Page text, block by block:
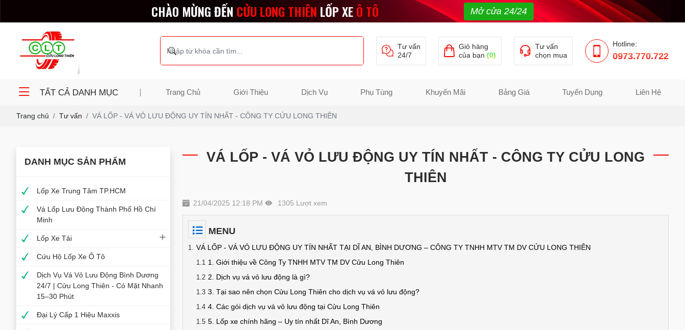
CHÀO MỪNG ĐẾN CỬU LONG THIÊN LỐP XEÔ TÔ Mở cửa 24/24
Tư vấn
24/7
Giỏ hàng
của bạn (0)
Tư vấn
chọn mua
Hotline:
0973.770.722
TẤT CẢ DANH MỤC Trang Chủ Giới Thiệu Dịch Vụ Phụ Tùng Khuyến Mãi Bảng Giá Tuyển Dụng Liên Hệ
Trang chủ Tư vấn VÁ LỐP - VÁ VỎ LƯU ĐỘNG UY TÍN NHẤT - CÔNG TY CỬU LONG THIÊN
DANH MỤC SẢN PHẨM
Lốp Xe Trung Tâm TP.HCM
Vá Lốp Lưu Động Thành Phố Hồ Chí
Minh
Lốp Xe Tải
Cứu Hộ Lốp Xe Ô Tô
Dịch Vụ Vá Vỏ Lưu Động Bình Dương
24/7 | Cửu Long Thiên - Có Mặt Nhanh
15–30 Phút
Đại Lý Cấp 1 Hiệu Maxxis
VÁ LỐP - VÁ VỎ LƯU ĐỘNG UY TÍN NHẤT - CÔNG TY CỬU LONG
THIÊN
21/04/2025 12:18 PM 1305 Lượt xem
MENU
VÁ LỐP - VÁ VỎ LƯU ĐỘNG UY TÍN NHẤT TẠI DĨ AN, BÌNH DƯƠNG – CÔNG TY TNHH MTV TM DV CỬU LONG THIÊN
1. Giới thiệu về Công Ty TNHH MTV TM DV Cửu Long Thiên
2. Dịch vụ vá vỏ lưu động là gì?
3. Tại sao nên chọn Cửu Long Thiên cho dịch vụ vá vỏ lưu động?
4. Các gói dịch vụ vá vỏ lưu động tại Cửu Long Thiên
5. Lốp xe chính hãng – Uy tín nhất Dĩ An, Bình Dương